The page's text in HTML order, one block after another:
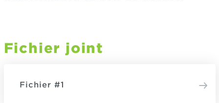
Fichier joint
Fichier #1